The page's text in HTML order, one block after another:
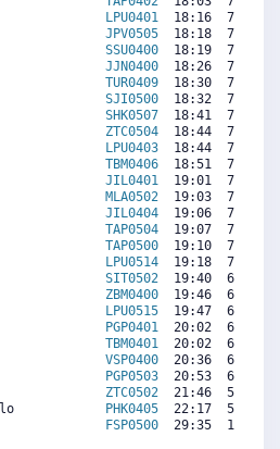
Filip
LPU0401
18:16  7647
Jan JPV0505
18:18  7629
SSU0400
18:19  7620
Jan JJN0400
18:26  7557
Štěpán TUR0409
18:30  7521
SJI0500
18:32  7503
Petr SHK0507
18:41  7421
David ZTC0504
18:44  7394
LPU0403
18:44  7394
TBM0406
18:51  7331
Ondřej JIL0401
19:01  7240
Jan MLA0502
19:03  7222
Dan JIL0404
19:06  7195
TAP0504
19:07  7186
Jakub TAP0500
19:10  7159
Filip
LPU0514
19:18  7087
Jakub SIT0502
19:40  6888
Josef ZBM0400
19:46  6834
Tomáš
LPU0515
19:47  6825
PGP0401
20:02  6689
TBM0401
20:02  6689
VSP0400
20:36  6382
PGP0503
20:53  6228
ZTC0502
21:46  5749
PHK0405
22:17  5469
FSP0500
29:35  1510